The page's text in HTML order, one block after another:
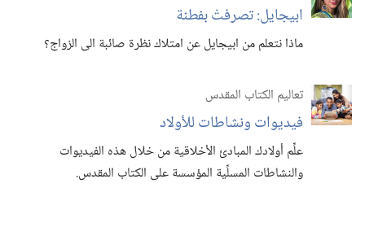
ابيجايل:‏ تصرفتْ بفطنة
ماذا نتعلم من ابيجايل عن امتلاك نظرة صائبة الى الزواج؟‏
تعاليم الكتاب المقدس
فيديوات ونشاطات للأولاد
علِّم أولادك المبادئ الأخلاقية من خلال هذه الفيديوات
والنشاطات المسلِّية المؤسسة على الكتاب المقدس.‏